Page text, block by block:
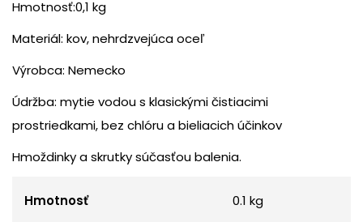
Hmotnosť:0,1 kg
Materiál: kov, nehrdzvejúca oceľ
Výrobca: Nemecko
Údržba: mytie vodou s klasickými čistiacimi
prostriedkami, bez chlóru a bieliacich účinkov
Hmoždinky a skrutky súčasťou balenia.
Hmotnosť 0.1 kg